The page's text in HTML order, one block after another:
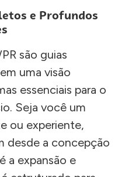
e Profundos
são guias
uma visão
essenciais para o
Seja você um
ou experiente,
desde a concepção
a expansão e